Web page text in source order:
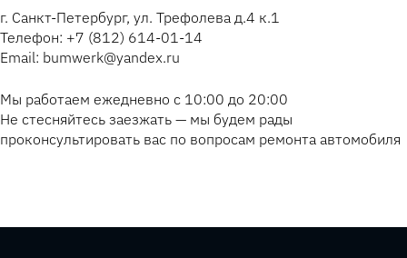
г. Санкт-Петербург, ул. Трефолева д.4 к.1
Телефон: +7 (812) 614-01-14
Email: bumwerk@yandex.ru
Мы работаем ежедневно с 10:00 до 20:00
Не стесняйтесь заезжать — мы будем рады
проконсультировать вас по вопросам ремонта автомобиля